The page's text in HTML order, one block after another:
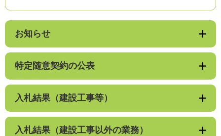
お知らせ
特定随意契約の公表
入札結果（建設工事等）
入札結果（建設工事以外の業務）